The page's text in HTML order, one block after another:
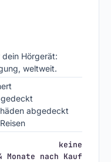
Hörgerät:
weltweit.
abgedeckt
keine
Monate nach Kauf